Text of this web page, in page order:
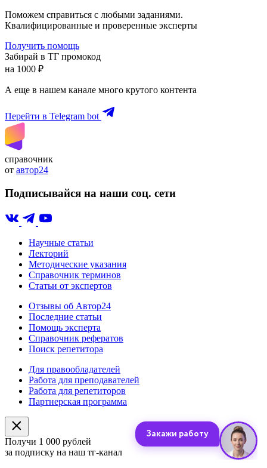
Поможем справиться с любыми заданиями.
Квалифицированные и проверенные эксперты
Получить помощь
Забирай в ТГ промокод
на 1000 ₽
А еще в нашем канале много крутого контента
Перейти в Telegram bot
справочник
от автор24
Подписывайся на наши соц. сети
Научные статьи
Лекторий
Методические указания
Справочник терминов
Статьи от экспертов
Отзывы об Автор24
Последние статьи
Помощь эксперта
Справочник рефератов
Поиск репетитора
Для правообладателей
Работа для преподавателей
Работа для репетиторов
Партнерская программа
Получи 1 000 рублей
за подписку на наш тг-канал